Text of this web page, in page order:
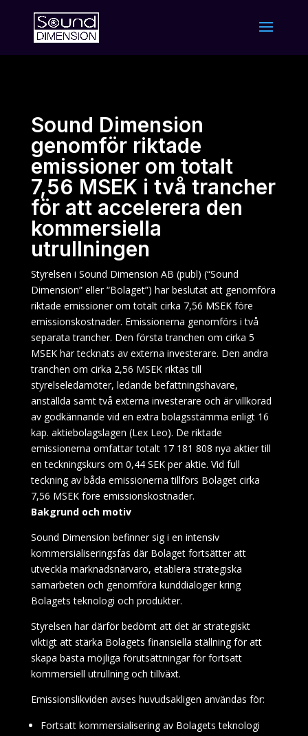
Sound Dimension
genomför riktade
emissioner om totalt
7,56 MSEK i två trancher
för att accelerera den
kommersiella
utrullningen
Styrelsen i Sound Dimension AB (publ) (“Sound
Dimension” eller “Bolaget”) har beslutat att genomföra
riktade emissioner om totalt cirka 7,56 MSEK före
emissionskostnader. Emissionerna genomförs i två
separata trancher. Den första tranchen om cirka 5
MSEK har tecknats av externa investerare. Den andra
tranchen om cirka 2,56 MSEK riktas till
styrelseledamöter, ledande befattningshavare,
anställda samt två externa investerare och är villkorad
av godkännande vid en extra bolagsstämma enligt 16
kap. aktiebolagslagen (Lex Leo). De riktade
emissionerna omfattar totalt 17 181 808 nya aktier till
en teckningskurs om 0,44 SEK per aktie. Vid full
teckning av båda emissionerna tillförs Bolaget cirka
7,56 MSEK före emissionskostnader.
Bakgrund och motiv
Sound Dimension befinner sig i en intensiv
kommersialiseringsfas där Bolaget fortsätter att
utveckla marknadsnärvaro, etablera strategiska
samarbeten och genomföra kunddialoger kring
Bolagets teknologi och produkter.
Styrelsen har därför bedömt att det är strategiskt
viktigt att stärka Bolagets finansiella ställning för att
skapa bästa möjliga förutsättningar för fortsatt
kommersiell utrullning och tillväxt.
Emissionslikviden avses huvudsakligen användas för:
Fortsatt kommersialisering av Bolagets teknologi